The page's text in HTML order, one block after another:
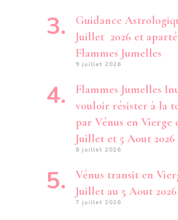
Guidance
Juillet 2026 et
Flammes Jumelles
9 juillet 2026
Flammes Jumelles
vouloir résister à la
par Vénus en Vierge
Juillet et 5 Aout 2026
8 juillet 2026
Vénus transit en
Juillet au 5 Aout 2026
7 juillet 2026